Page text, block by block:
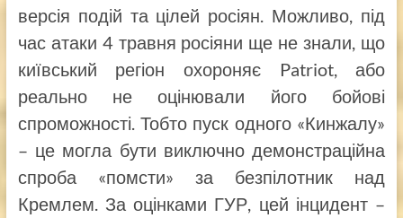
версія подій та цілей росіян. Можливо, під
час атаки 4 травня росіяни ще не знали, що
київський регіон охороняє Patriot, або
реально не оцінювали його бойові
спроможності. Тобто пуск одного «Кинжалу»
– це могла бути виключно демонстраційна
спроба «помсти» за безпілотник над
Кремлем. За оцінками ГУР, цей інцидент –